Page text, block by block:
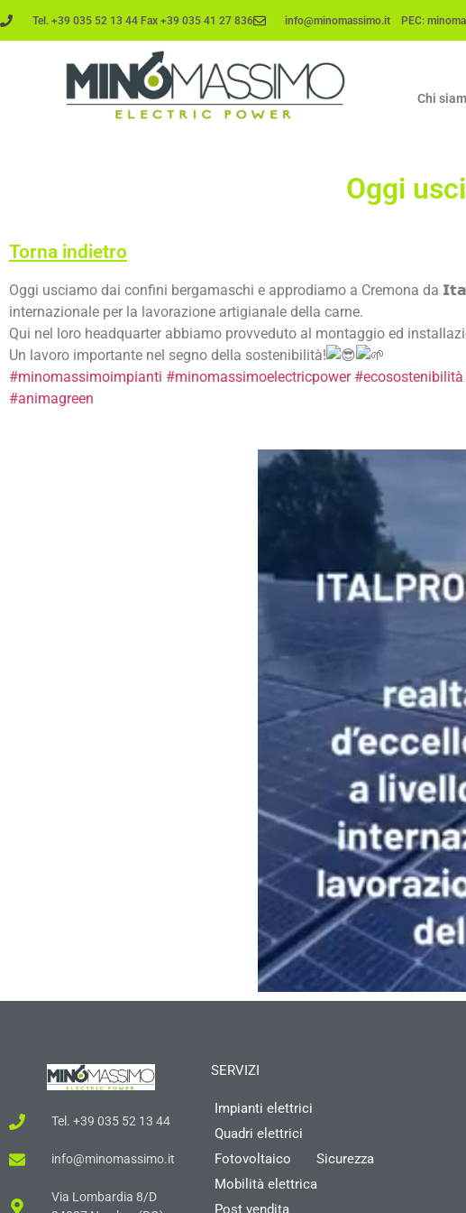
Tel. +39 035 52 13 44 Fax +39 035 41 27 836 info@minomassimo.it PEC:
Chi
Oggi
Torna indietro
Oggi usciamo dai confini bergamaschi e approdiamo a Cremona da
internazionale per la lavorazione artigianale della carne.
Qui nel loro headquarter abbiamo provveduto al montaggio ed
Un lavoro importante nel segno della sostenibilità!
#minomassimoimpianti #minomassimoelectricpower #ecosostenibilità
#animagreen
Tel. +39 035 52 13 44
info@minomassimo.it
Via Lombardia 8/D
SERVIZI
Impianti elettrici
Quadri elettrici
Fotovoltaico
Sicurezza
Mobilità elettrica
Post vendita